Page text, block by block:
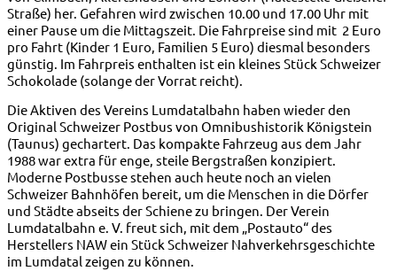
Straße) her. Gefahren wird zwischen 10.00 und 17.00 Uhr mit
einer Pause um die Mittagszeit. Die Fahrpreise sind mit 2 Euro
pro Fahrt (Kinder 1 Euro, Familien 5 Euro) diesmal besonders
günstig. Im Fahrpreis enthalten ist ein kleines Stück Schweizer
Schokolade (solange der Vorrat reicht).
Die Aktiven des Vereins Lumdatalbahn haben wieder den
Original Schweizer Postbus von Omnibushistorik Königstein
(Taunus) gechartert. Das kompakte Fahrzeug aus dem Jahr
1988 war extra für enge, steile Bergstraßen konzipiert.
Moderne Postbusse stehen auch heute noch an vielen
Schweizer Bahnhöfen bereit, um die Menschen in die Dörfer
und Städte abseits der Schiene zu bringen. Der Verein
Lumdatalbahn e. V. freut sich, mit dem „Postauto“ des
Herstellers NAW ein Stück Schweizer Nahverkehrsgeschichte
im Lumdatal zeigen zu können.